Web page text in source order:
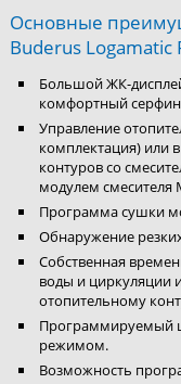
Основные
Buderus Logamatic
Большой ЖК-
комфортный
Управление
комплектация) или
контуров со
модулем смесителя
Программа сушки
Обнаружение
Собственная
воды и циркуляции
отопительному
Программируемый
режимом.
Возможность